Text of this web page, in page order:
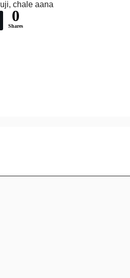
chale aana
0
Shares